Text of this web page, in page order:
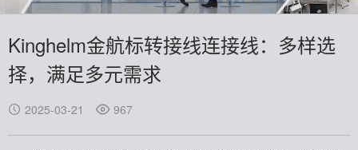
Kinghelm金航标转接线连接线：多样选
择，满足多元需求
2025-03-21 967